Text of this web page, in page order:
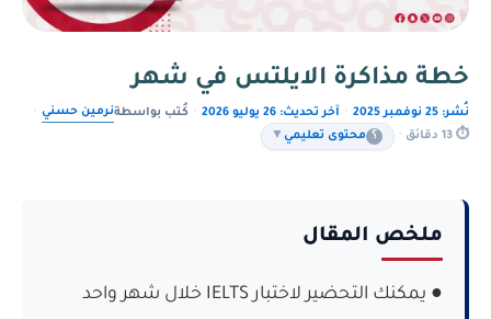
خطة مذاكرة الايلتس في شهر
نُشر: 25 نوفمبر 2025 · آخر تحديث: 26 يوليو 2026 · كُتب بواسطةنرمين حسني ·
⏱ 13 دقائق
· ؟ محتوى تعليمي ▼
ملخص المقال
● يمكنك التحضير لاختبار IELTS خلال شهر واحد